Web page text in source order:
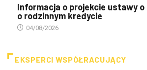
Informacja o projekcie ustawy
o rodzinnym kredycie
04/08/2026
EKSPERCI WSPÓŁRACUJĄCY